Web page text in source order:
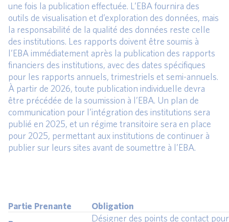
une fois la publication effectuée. L’EBA fournira des
outils de visualisation et d’exploration des données, mais
la responsabilité de la qualité des données reste celle
des institutions. Les rapports doivent être soumis à
l’EBA immédiatement après la publication des rapports
financiers des institutions, avec des dates spécifiques
pour les rapports annuels, trimestriels et semi-annuels.
À partir de 2026, toute publication individuelle devra
être précédée de la soumission à l’EBA. Un plan de
communication pour l’intégration des institutions sera
publié en 2025, et un régime transitoire sera en place
pour 2025, permettant aux institutions de continuer à
publier sur leurs sites avant de soumettre à l’EBA.
Partie Prenante
Obligation
Désigner des points de contact